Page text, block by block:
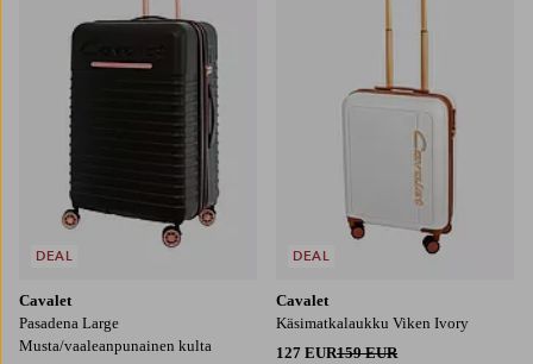
Cavalet
Pasadena Large
Musta/vaaleanpunainen kulta
DEAL
Cavalet
Käsimatkalaukku Viken Ivory
127 EUR159 EUR
DEAL